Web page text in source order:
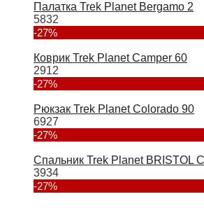
Палатка Trek Planet Bergamo 2
5832
-27%
Коврик Trek Planet Camper 60
2912
-27%
Рюкзак Trek Planet Colorado 90
6927
-27%
Спальник Trek Planet BRISTOL
3934
-27%